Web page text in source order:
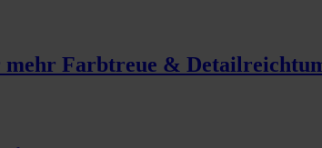
Farbtreue &